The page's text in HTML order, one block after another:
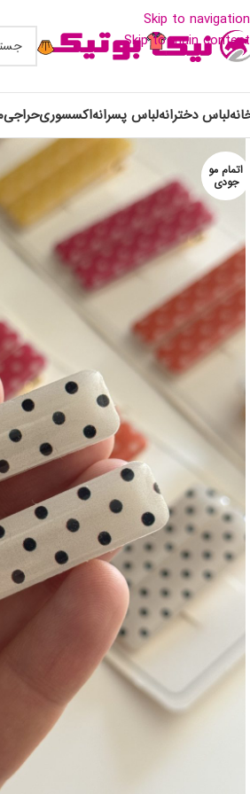
Skip to navigation
Skip to main content
لباس دخترانهلباس پسرانهاکسسوریحراجی
اتمام مو
جودی